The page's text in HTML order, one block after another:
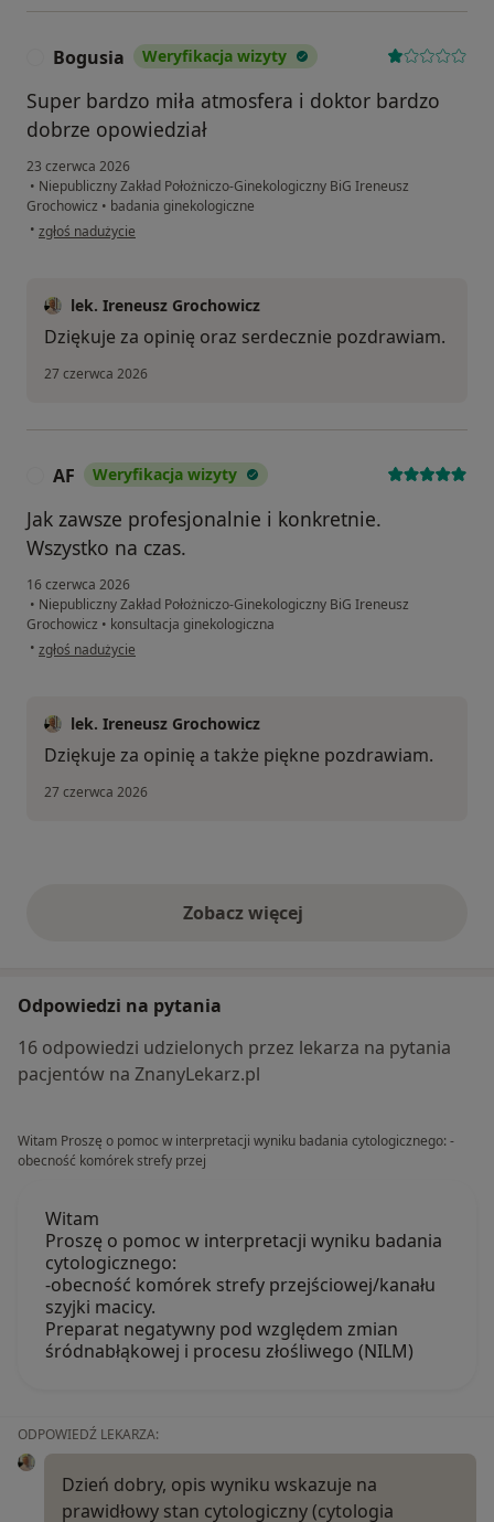
Bogusia Weryfikacja wizyty
Super bardzo miła atmosfera i doktor bardzo
dobrze opowiedział
23 czerwca 2026
• Niepubliczny Zakład Położniczo-Ginekologiczny BiG Ireneusz
Grochowicz • badania ginekologiczne
• w opinii użytkownika Bogusia
zgłoś nadużycie
lek. Ireneusz Grochowicz
Dziękuje za opinię oraz serdecznie pozdrawiam.
27 czerwca 2026
AF Weryfikacja wizyty
Jak zawsze profesjonalnie i konkretnie.
Wszystko na czas.
16 czerwca 2026
• Niepubliczny Zakład Położniczo-Ginekologiczny BiG Ireneusz
Grochowicz • konsultacja ginekologiczna
• w opinii użytkownika AF
zgłoś nadużycie
lek. Ireneusz Grochowicz
Dziękuje za opinię a także piękne pozdrawiam.
27 czerwca 2026
Zobacz więcejopinie powyżej
Odpowiedzi na pytania
16 odpowiedzi udzielonych przez lekarza na pytania
pacjentów na ZnanyLekarz.pl
Witam Proszę o pomoc w interpretacji wyniku badania cytologicznego: -
obecność komórek strefy przej
Witam
Proszę o pomoc w interpretacji wyniku badania
cytologicznego:
-obecność komórek strefy przejściowej/kanału
szyjki macicy.
Preparat negatywny pod względem zmian
śródnabłąkowej i procesu złośliwego (NILM)
ODPOWIEDŹ LEKARZA:
Dzień dobry, opis wyniku wskazuje na
prawidłowy stan cytologiczny (cytologia